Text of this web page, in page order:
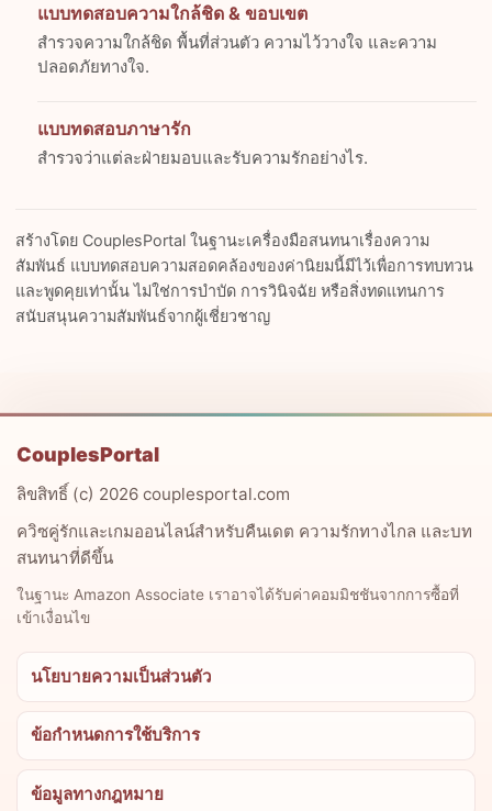
แบบทดสอบความใกล้ชิด & ขอบเขต
สำรวจความใกล้ชิด พื้นที่ส่วนตัว ความไว้วางใจ และความ
ปลอดภัยทางใจ.
แบบทดสอบภาษารัก
สำรวจว่าแต่ละฝ่ายมอบและรับความรักอย่างไร.
สร้างโดย CouplesPortal ในฐานะเครื่องมือสนทนาเรื่องความ
สัมพันธ์ แบบทดสอบความสอดคล้องของค่านิยมนี้มีไว้เพื่อการทบทวน
และพูดคุยเท่านั้น ไม่ใช่การบำบัด การวินิจฉัย หรือสิ่งทดแทนการ
สนับสนุนความสัมพันธ์จากผู้เชี่ยวชาญ
CouplesPortal
ลิขสิทธิ์ (c) 2026 couplesportal.com
ควิซคู่รักและเกมออนไลน์สำหรับคืนเดต ความรักทางไกล และบท
สนทนาที่ดีขึ้น
ในฐานะ Amazon Associate เราอาจได้รับค่าคอมมิชชันจากการซื้อที่
เข้าเงื่อนไข
นโยบายความเป็นส่วนตัว
ข้อกำหนดการใช้บริการ
ข้อมูลทางกฎหมาย